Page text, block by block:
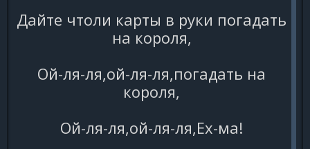
Дайте чтоли карты в руки погадать
на короля,
Ой-ля-ля,ой-ля-ля,погадать на
короля,
Ой-ля-ля,ой-ля-ля,Ех-ма!